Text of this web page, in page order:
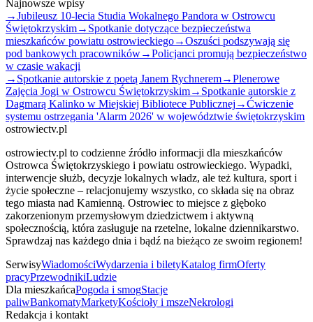
Najnowsze wpisy
→Jubileusz 10-lecia Studia Wokalnego Pandora w Ostrowcu
Świętokrzyskim→ Spotkanie dotyczące bezpieczeństwa
mieszkańców powiatu ostrowieckiego→Oszuści podszywają się
pod bankowych pracowników→Policjanci promują bezpieczeństwo
w czasie wakacji
→ Spotkanie autorskie z poetą Janem Rychnerem→Plenerowe
Zajęcia Jogi w Ostrowcu Świętokrzyskim→ Spotkanie autorskie z
Dagmarą Kalinko w Miejskiej Bibliotece Publicznej →Ćwiczenie
systemu ostrzegania 'Alarm 2026' w województwie świętokrzyskim
ostrowiectv.pl
ostrowiectv.pl to codzienne źródło informacji dla mieszkańców
Ostrowca Świętokrzyskiego i powiatu ostrowieckiego. Wypadki,
interwencje służb, decyzje lokalnych władz, ale też kultura, sport i
życie społeczne – relacjonujemy wszystko, co składa się na obraz
tego miasta nad Kamienną. Ostrowiec to miejsce z głęboko
zakorzenionym przemysłowym dziedzictwem i aktywną
społecznością, która zasługuje na rzetelne, lokalne dziennikarstwo.
Sprawdzaj nas każdego dnia i bądź na bieżąco ze swoim regionem!
SerwisyWiadomościWydarzenia i biletyKatalog firmOferty
pracyPrzewodnikiLudzie
Dla mieszkańcaPogoda i smogStacje
paliwBankomatyMarketyKościoły i mszeNekrologi
Redakcja i kontakt